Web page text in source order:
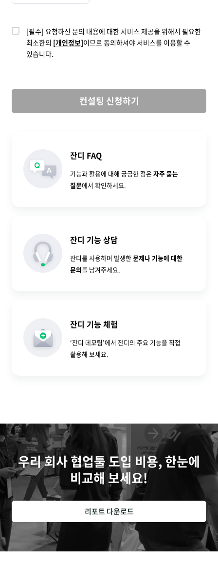
[필수] 요청하신 문의 내용에 대한 서비스 제공을 위해서 필요한
최소한의 [개인정보]이므로 동의하셔야 서비스를 이용할 수
있습니다.
컨설팅 신청하기
잔디 FAQ
기능과 활용에 대해 궁금한 점은 자주 묻는
질문에서 확인하세요.
잔디 기능 상담
잔디를 사용하며 발생한문제나 기능에 대한
문의를 남겨주세요.
잔디 기능 체험
‘잔디 데모팀’에서 잔디의 주요 기능을 직접
활용해 보세요.
우리 회사 협업툴 도입 비용, 한눈에
비교해 보세요!
리포트 다운로드